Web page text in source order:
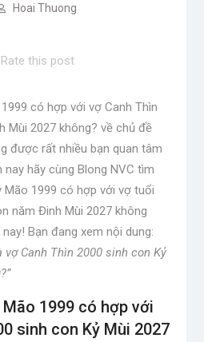
Hoai Thuong
Rate this post
có hợp với vợ Canh Thìn
Mùi 2027 không? về chủ đề
được rất nhiều bạn quan tâm
hãy cùng Blong NVC tìm
Mão 1999 có hợp với vợ tuổi
năm Đinh Mùi 2027 không
Bạn đang xem nội dung:
vợ Canh Thìn 2000 sinh con Kỷ
Mão 1999 có hợp với
sinh con Kỷ Mùi 2027